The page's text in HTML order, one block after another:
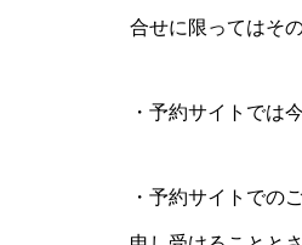
合せに限ってはそ
・予約サイトでは
・予約サイトでの